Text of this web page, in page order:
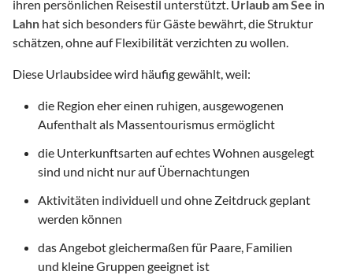
ihren persönlichen Reisestil unterstützt. Urlaub am See in
Lahn hat sich besonders für Gäste bewährt, die Struktur
schätzen, ohne auf Flexibilität verzichten zu wollen.
Diese Urlaubsidee wird häufig gewählt, weil:
die Region eher einen ruhigen, ausgewogenen
Aufenthalt als Massentourismus ermöglicht
die Unterkunftsarten auf echtes Wohnen ausgelegt
sind und nicht nur auf Übernachtungen
Aktivitäten individuell und ohne Zeitdruck geplant
werden können
das Angebot gleichermaßen für Paare, Familien
und kleine Gruppen geeignet ist